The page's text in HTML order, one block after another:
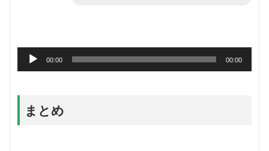
声
レ
ヤ
00:00 00:00
まとめ